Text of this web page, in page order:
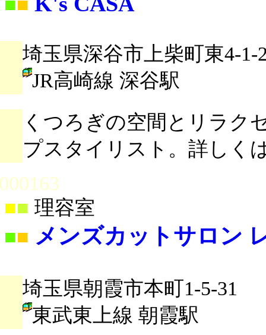
■■
埼玉県深谷市上柴町東4-1-
JR高崎線 深谷駅
くつろぎの空間とリラク
プスタイリスト。詳しく
■ 理容室
■■ メンズカットサロン
埼玉県朝霞市本町1-5-31
東武東上線 朝霞駅